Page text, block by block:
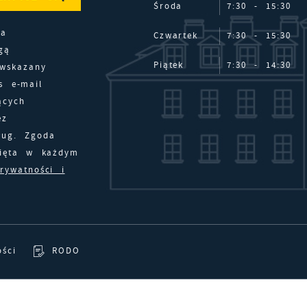
e-mail
Zgoda
w każdym
i
Środa 7:30 - 15:30
Czwartek 7:30 - 15:30
Piątek 7:30 - 14:30
RODO